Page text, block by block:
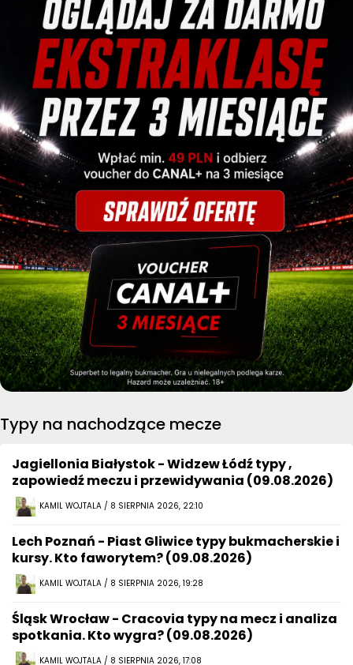
Typy na nachodzące mecze
Jagiellonia Białystok - Widzew Łódź typy ,
zapowiedź meczu i przewidywania (09.08.2026)
KAMIL WOJTALA / 8 SIERPNIA 2026, 22:10
Lech Poznań - Piast Gliwice typy bukmacherskie i
kursy. Kto faworytem? (09.08.2026)
KAMIL WOJTALA / 8 SIERPNIA 2026, 19:28
Śląsk Wrocław - Cracovia typy na mecz i analiza
spotkania. Kto wygra? (09.08.2026)
KAMIL WOJTALA / 8 SIERPNIA 2026, 17:08